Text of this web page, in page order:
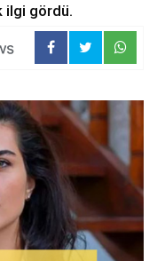
ilgi gördü.